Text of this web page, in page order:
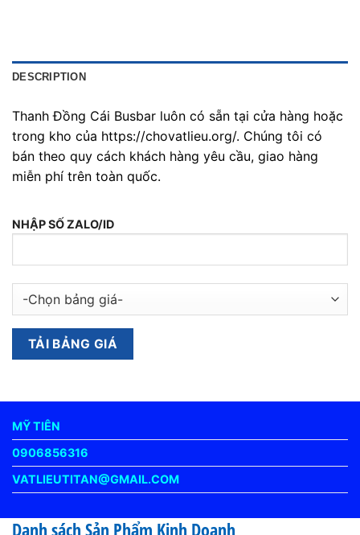
DESCRIPTION
Thanh Đồng Cái Busbar luôn có sẵn tại cửa hàng hoặc
trong kho của https://chovatlieu.org/. Chúng tôi có
bán theo quy cách khách hàng yêu cầu, giao hàng
miễn phí trên toàn quốc.
NHẬP SỐ ZALO/ID
MỸ TIÊN
0906856316
VATLIEUTITAN@GMAIL.COM
Danh sách Sản Phẩm Kinh Doanh